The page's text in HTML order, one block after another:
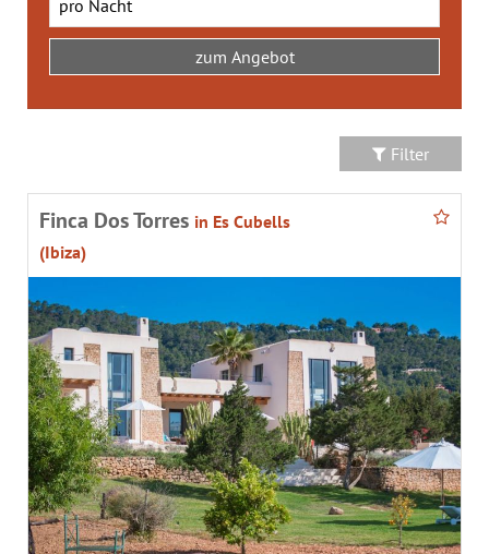
Filter
Finca Dos Torres in Es Cubells
(Ibiza)